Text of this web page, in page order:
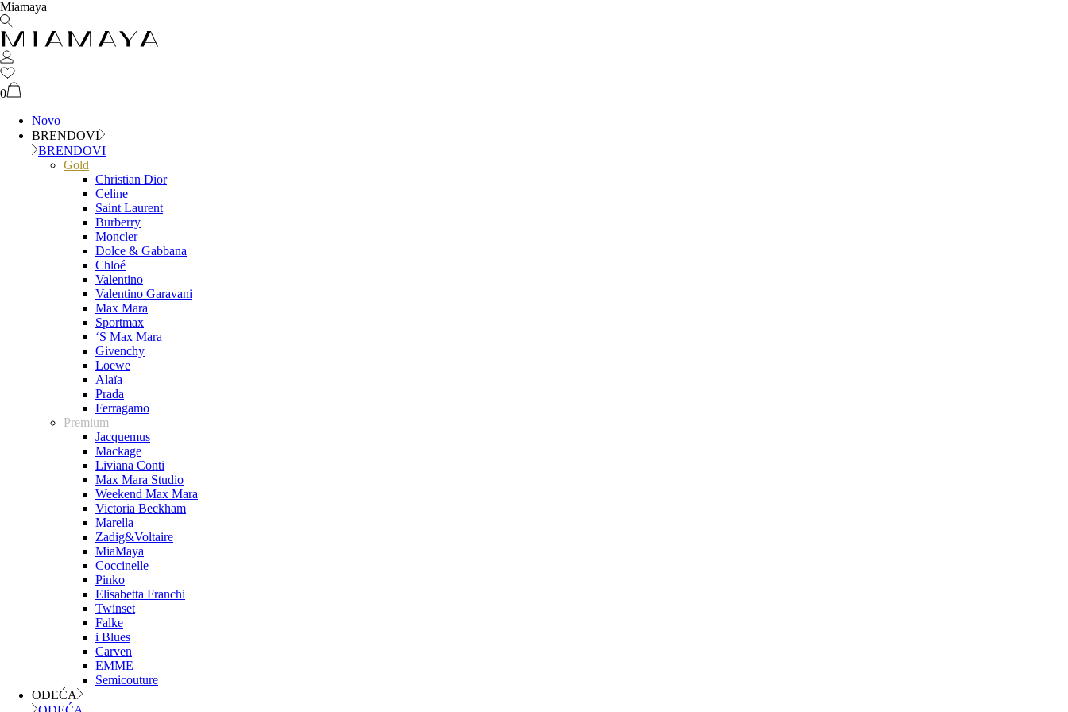
Miamaya
0
Novo
BRENDOVI
BRENDOVI
Gold
Christian Dior
Celine
Saint Laurent
Burberry
Moncler
Dolce & Gabbana
Chloé
Valentino
Valentino Garavani
Max Mara
Sportmax
‘S Max Mara
Givenchy
Loewe
Alaïa
Prada
Ferragamo
Premium
Jacquemus
Mackage
Liviana Conti
Max Mara Studio
Weekend Max Mara
Victoria Beckham
Marella
Zadig&Voltaire
MiaMaya
Coccinelle
Pinko
Elisabetta Franchi
Twinset
Falke
i Blues
Carven
EMME
Semicouture
ODEĆA